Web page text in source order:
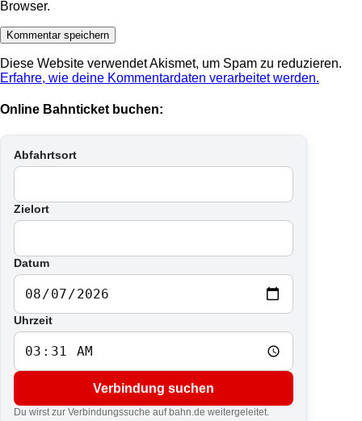
Browser.
Diese Website verwendet Akismet, um Spam zu reduzieren.
Erfahre, wie deine Kommentardaten verarbeitet werden.
Online Bahnticket buchen:
Abfahrtsort
Zielort
Datum
Uhrzeit
Verbindung suchen
Du wirst zur Verbindungssuche auf bahn.de weitergeleitet.